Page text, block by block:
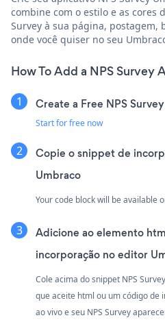
combine com o estilo e as cores
Survey à sua página, postagem,
onde você quiser no seu
How To Add a NPS Survey
Create a Free NPS
Start for free now
Copie o snippet de
Umbraco
Your code block will be available
Adicione ao elemento
incorporação no editor
Cole acima do snippet NPS
que aceite html ou um código de
ao vivo e seu NPS Survey